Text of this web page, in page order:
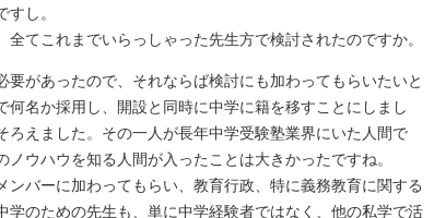
し。
てこれまでいらっしゃった先生方で検討されたのですか。
があったので、それならば検討にも加わってもらいたいと
名か採用し、開設と同時に中学に籍を移すことにしまし
えました。その一人が長年中学受験塾業界にいた人間で
ウハウを知る人間が入ったことは大きかったですね。
バーに加わってもらい、教育行政、特に義務教育に関する
のための先生も、単に中学経験者ではなく、他の私学で活